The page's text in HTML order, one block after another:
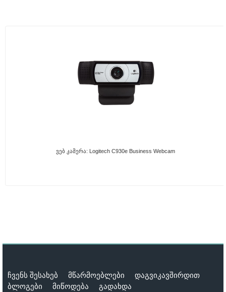
Ვებ Კამერა: Logitech C930e Business Webcam
ჩვენს შესახებ მწარმოებლები
დაგვიკავშირდით
ბლოგები
მიწოდება გადახდა